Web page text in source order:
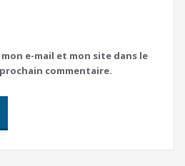
e-mail et mon site dans le
commentaire.